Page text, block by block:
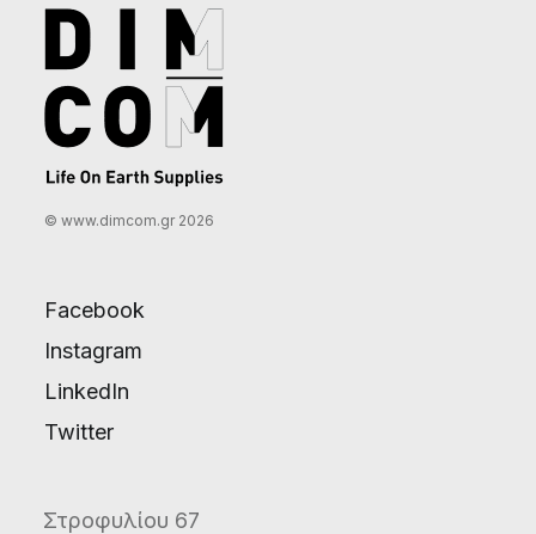
© www.dimcom.gr 2026
Facebook
Instagram
LinkedIn
Twitter
Στροφυλίου 67